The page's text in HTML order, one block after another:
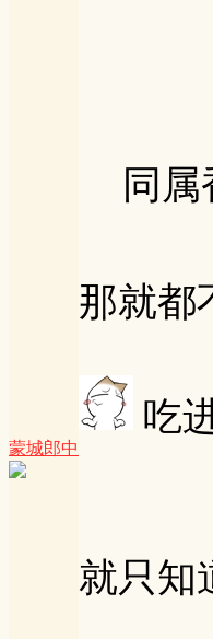
蒙城郎中
同属
那就都
吃
就只知